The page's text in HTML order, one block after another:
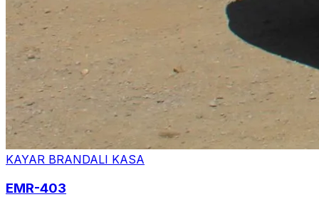
KAYAR BRANDALI KASA
EMR-403